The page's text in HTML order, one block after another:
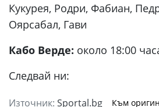
Кукурея, Родри, Фабиан,
Оярсабал, Гави
Кабо Верде: около 18:00
Следвай ни:
Източник: Sportal.bg Към